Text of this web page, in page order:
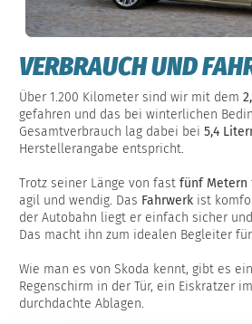
VERBRAUCH UND
Über 1.200 Kilometer sind wir mit dem
gefahren und das bei winterlichen
Gesamtverbrauch lag dabei bei 5,4
Herstellerangabe entspricht.
Trotz seiner Länge von fast fünf Metern
agil und wendig. Das Fahrwerk ist
der Autobahn liegt er einfach sicher
Das macht ihn zum idealen Begleiter
Wie man es von Skoda kennt, gibt es
Regenschirm in der Tür, ein Eiskratzer
durchdachte Ablagen.